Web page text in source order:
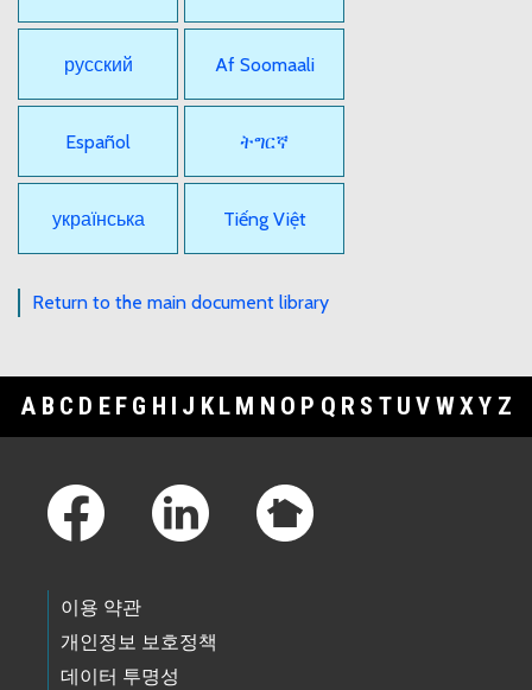
русский Af Soomaali
Español ትግርኛ
українська Tiếng Việt
Return to the main document library
A B C D E F G H I J K L M N O P Q R S T U V WXY Z
이용 약관
개인정보 보호정책
데이터 투명성